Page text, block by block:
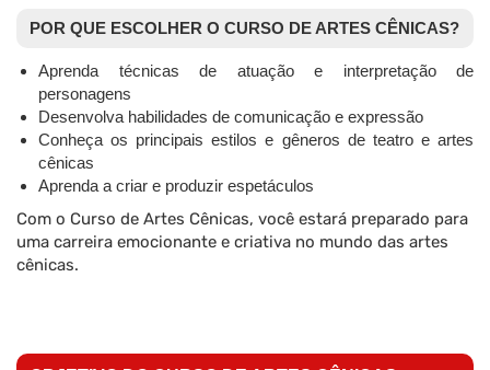
POR QUE ESCOLHER O CURSO DE ARTES CÊNICAS?
Aprenda técnicas de atuação e interpretação de
personagens
Desenvolva habilidades de comunicação e expressão
Conheça os principais estilos e gêneros de teatro e artes
cênicas
Aprenda a criar e produzir espetáculos
Com o Curso de Artes Cênicas, você estará preparado para
uma carreira emocionante e criativa no mundo das artes
cênicas.